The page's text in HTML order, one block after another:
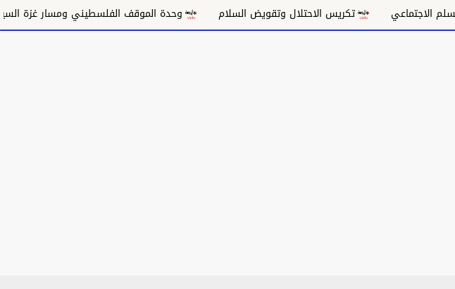
تكريس الاحتلال وتقويض السلام وحدة الموقف الفلسطيني ومسار غزة السياسي